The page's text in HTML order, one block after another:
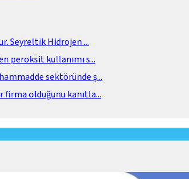
Seyreltik Hidrojen...
peroksit kullanımı s...
sektöründe ş...
firma olduğunu kanıtla...